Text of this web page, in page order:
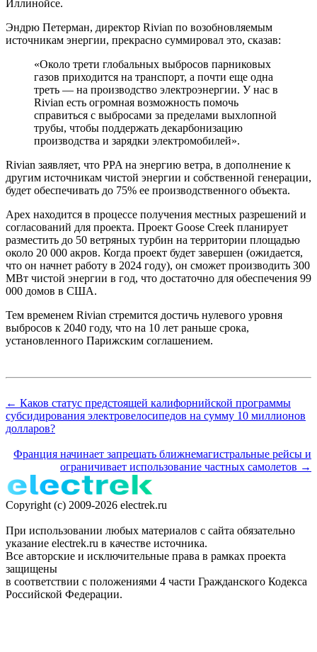
Иллинойсе.
Эндрю Петерман, директор Rivian по возобновляемым
источникам энергии, прекрасно суммировал это, сказав:
«Около трети глобальных выбросов парниковых
газов приходится на транспорт, а почти еще одна
треть — на производство электроэнергии. У нас в
Rivian есть огромная возможность помочь
справиться с выбросами за пределами выхлопной
трубы, чтобы поддержать декарбонизацию
производства и зарядки электромобилей».
Rivian заявляет, что PPA на энергию ветра, в дополнение к
другим источникам чистой энергии и собственной генерации,
будет обеспечивать до 75% ее производственного объекта.
Apex находится в процессе получения местных разрешений и
согласований для проекта. Проект Goose Creek планирует
разместить до 50 ветряных турбин на территории площадью
около 20 000 акров. Когда проект будет завершен (ожидается,
что он начнет работу в 2024 году), он сможет производить 300
МВт чистой энергии в год, что достаточно для обеспечения 99
000 домов в США.
Тем временем Rivian стремится достичь нулевого уровня
выбросов к 2040 году, что на 10 лет раньше срока,
установленного Парижским соглашением.
← Каков статус предстоящей калифорнийской программы
субсидирования электровелосипедов на сумму 10 миллионов
долларов?
Франция начинает запрещать ближнемагистральные рейсы и
ограничивает использование частных самолетов →
Copyright (c) 2009-2026 electrek.ru
При использовании любых материалов с сайта обязательно
указание electrek.ru в качестве источника.
Все авторские и исключительные права в рамках проекта
защищены
в соответствии с положениями 4 части Гражданского Кодекса
Российской Федерации.